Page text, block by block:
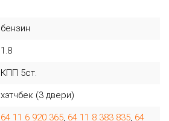
бензин
1.8
КПП 5ст.
хэтчбек (3 двери)
64 11 6 920 365, 64 11 8 383 835, 64